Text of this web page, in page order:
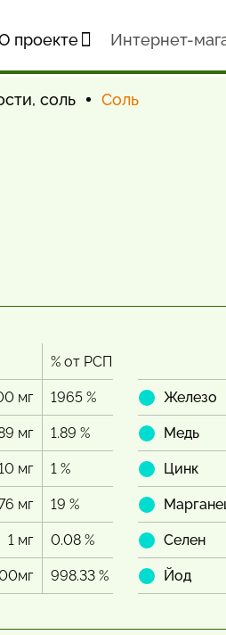
проекте Интернет-
соль Соль
% от РСП
мг 1965 %
мг 1.89 %
мг 1 %
мг 19 %
1 мг 0.08 %
998.33 %
Железо
Медь
Цинк
Селен
Йод